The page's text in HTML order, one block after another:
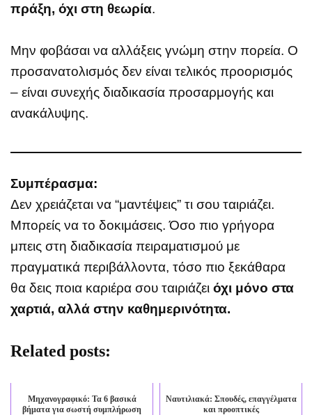
πράξη, όχι στη θεωρία.
Μην φοβάσαι να αλλάξεις γνώμη στην πορεία. Ο
προσανατολισμός δεν είναι τελικός προορισμός
– είναι συνεχής διαδικασία προσαρμογής και
ανακάλυψης.
Συμπέρασμα:
Δεν χρειάζεται να “μαντέψεις” τι σου ταιριάζει.
Μπορείς να το δοκιμάσεις. Όσο πιο γρήγορα
μπεις στη διαδικασία πειραματισμού με
πραγματικά περιβάλλοντα, τόσο πιο ξεκάθαρα
θα δεις ποια καριέρα σου ταιριάζει όχι μόνο στα
χαρτιά, αλλά στην καθημερινότητα.
Related posts:
Μηχανογραφικό: Τα 6 βασικά
βήματα για σωστή συμπλήρωση
Ναυτιλιακά: Σπουδές, επαγγέλματα
και προοπτικές